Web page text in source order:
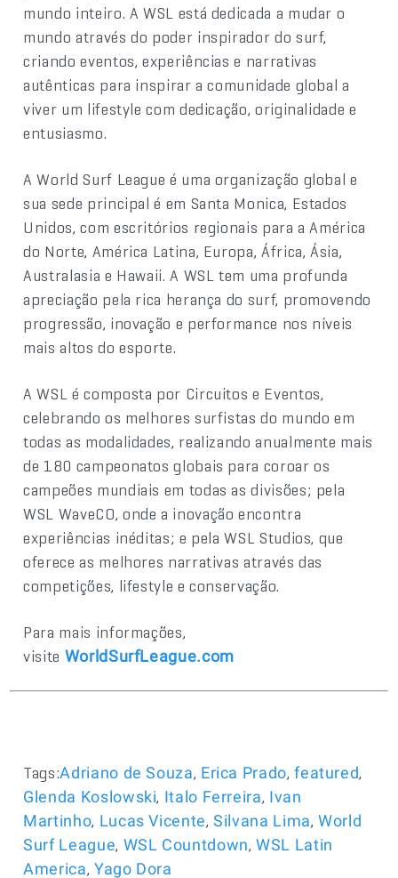
mundo inteiro. A WSL está dedicada a mudar o
mundo através do poder inspirador do surf,
criando eventos, experiências e narrativas
autênticas para inspirar a comunidade global a
viver um lifestyle com dedicação, originalidade e
entusiasmo.
A World Surf League é uma organização global e
sua sede principal é em Santa Monica, Estados
Unidos, com escritórios regionais para a América
do Norte, América Latina, Europa, África, Ásia,
Australasia e Hawaii. A WSL tem uma profunda
apreciação pela rica herança do surf, promovendo
progressão, inovação e performance nos níveis
mais altos do esporte.
A WSL é composta por Circuitos e Eventos,
celebrando os melhores surfistas do mundo em
todas as modalidades, realizando anualmente mais
de 180 campeonatos globais para coroar os
campeões mundiais em todas as divisões; pela
WSL WaveCO, onde a inovação encontra
experiências inéditas; e pela WSL Studios, que
oferece as melhores narrativas através das
competições, lifestyle e conservação.
Para mais informações,
visite WorldSurfLeague.com
Tags:Adriano de Souza, Erica Prado,featured,
Glenda Koslowski, Italo Ferreira, Ivan
Martinho, Lucas Vicente,Silvana Lima,World
Surf League, WSL Countdown,WSL Latin
America, Yago Dora